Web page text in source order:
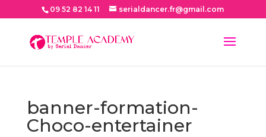
09 52 82 14 11 serialdancer.fr@gmail.com
banner-formation-
Choco-entertainer